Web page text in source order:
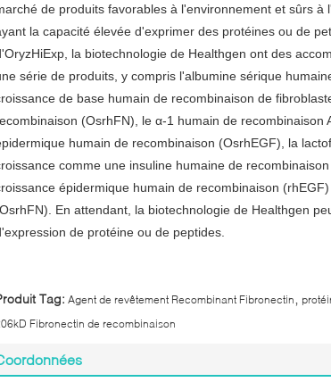
de produits favorables à l'environnement et sûrs à
la capacité élevée d'exprimer des protéines ou de
la biotechnologie de Healthgen ont des
série de produits, y compris l'albumine sérique
de base humain de recombinaison de
(OsrhFN), le α-1 humain de recombinaison
humain de recombinaison (OsrhEGF), la
comme une insuline humaine de
épidermique humain de recombinaison
En attendant, la biotechnologie de Healthgen
de protéine ou de peptides.
Tag: Agent de revêtement Recombinant Fibronectin
Fibronectin de recombinaison